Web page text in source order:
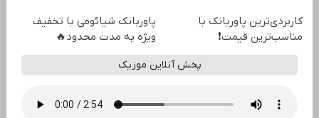
کاربردی‌ترین پاوربانک با
مناسب‌ترین قیمت❗
پاوربانک شیائومی با تخفیف
ویژه به مدت محدود🔥
پخش آنلاین موزیک